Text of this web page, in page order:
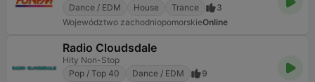
Dance / EDM House Trance
3
Województwo zachodniopomorskieOnline
Radio Cloudsdale
Hity Non-Stop
Pop / Top 40
Dance / EDM
9